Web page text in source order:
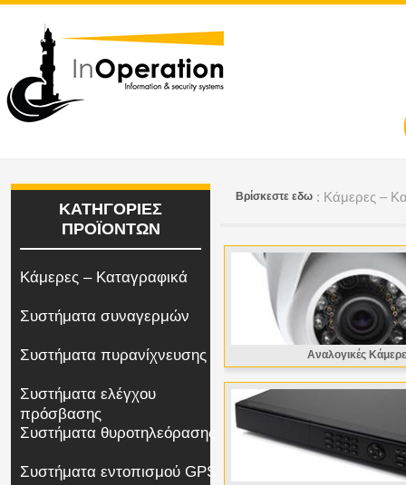
ΚΑΤΗΓΟΡΙΕΣ
ΠΡΟΪΟΝΤΩΝ
Κάμερες – Καταγραφικά
Συστήματα συναγερμών
Συστήματα πυρανίχνευσης
Συστήματα ελέγχου
πρόσβασης
Συστήματα θυροτηλεόρασης
Συστήματα εντοπισμού GPS
Bρίσκεστε εδω : Κάμερες –
Αναλογικές